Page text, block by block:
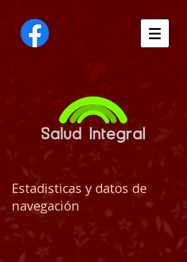
Estadisticas y datos de
navegación